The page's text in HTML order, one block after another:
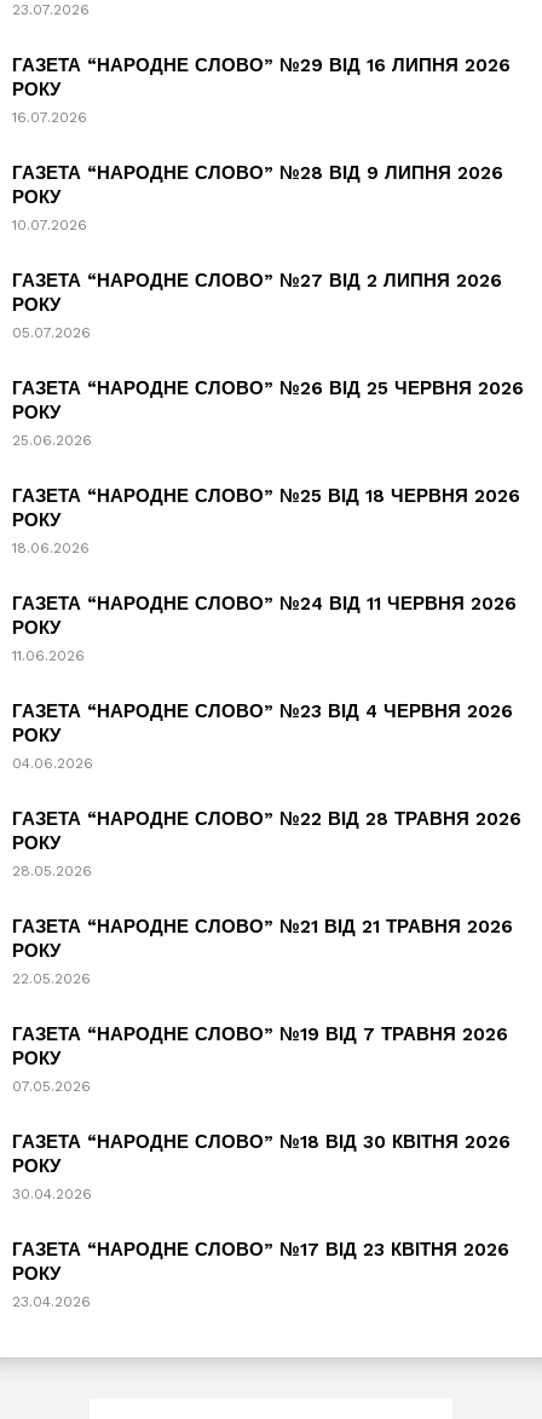
23.07.2026
ГАЗЕТА “НАРОДНЕ СЛОВО” №29 ВІД 16 ЛИПНЯ 2026
РОКУ
16.07.2026
ГАЗЕТА “НАРОДНЕ СЛОВО” №28 ВІД 9 ЛИПНЯ 2026
РОКУ
10.07.2026
ГАЗЕТА “НАРОДНЕ СЛОВО” №27 ВІД 2 ЛИПНЯ 2026
РОКУ
05.07.2026
ГАЗЕТА “НАРОДНЕ СЛОВО” №26 ВІД 25 ЧЕРВНЯ 2026
РОКУ
25.06.2026
ГАЗЕТА “НАРОДНЕ СЛОВО” №25 ВІД 18 ЧЕРВНЯ 2026
РОКУ
18.06.2026
ГАЗЕТА “НАРОДНЕ СЛОВО” №24 ВІД 11 ЧЕРВНЯ 2026
РОКУ
11.06.2026
ГАЗЕТА “НАРОДНЕ СЛОВО” №23 ВІД 4 ЧЕРВНЯ 2026
РОКУ
04.06.2026
ГАЗЕТА “НАРОДНЕ СЛОВО” №22 ВІД 28 ТРАВНЯ 2026
РОКУ
28.05.2026
ГАЗЕТА “НАРОДНЕ СЛОВО” №21 ВІД 21 ТРАВНЯ 2026
РОКУ
22.05.2026
ГАЗЕТА “НАРОДНЕ СЛОВО” №19 ВІД 7 ТРАВНЯ 2026
РОКУ
07.05.2026
ГАЗЕТА “НАРОДНЕ СЛОВО” №18 ВІД 30 КВІТНЯ 2026
РОКУ
30.04.2026
ГАЗЕТА “НАРОДНЕ СЛОВО” №17 ВІД 23 КВІТНЯ 2026
РОКУ
23.04.2026